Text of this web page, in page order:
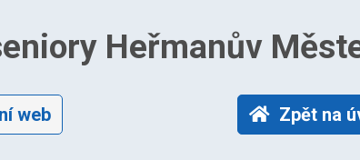
Heřmanův
web Zpět na